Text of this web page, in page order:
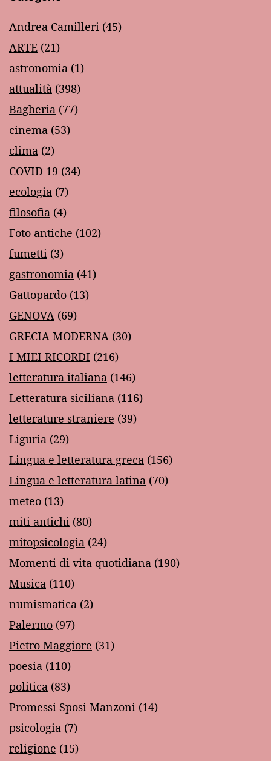
Andrea Camilleri (45)
ARTE (21)
astronomia (1)
attualità (398)
Bagheria (77)
cinema (53)
clima (2)
COVID 19 (34)
ecologia (7)
filosofia (4)
Foto antiche (102)
fumetti (3)
gastronomia (41)
Gattopardo (13)
GENOVA (69)
GRECIA MODERNA (30)
I MIEI RICORDI (216)
letteratura italiana (146)
Letteratura siciliana (116)
letterature straniere (39)
Liguria (29)
Lingua e letteratura greca (156)
Lingua e letteratura latina (70)
meteo (13)
miti antichi (80)
mitopsicologia (24)
Momenti di vita quotidiana (190)
Musica (110)
numismatica (2)
Palermo (97)
Pietro Maggiore (31)
poesia (110)
politica (83)
Promessi Sposi Manzoni (14)
psicologia (7)
religione (15)